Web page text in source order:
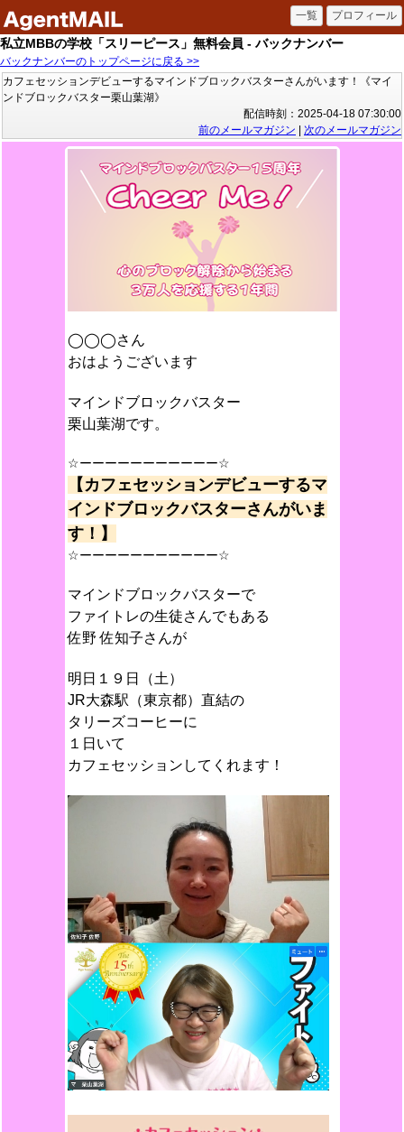
私立MBBの学校「スリーピース」無料会員 - バックナンバー
バックナンバーのトップページに戻る >>
カフェセッションデビューするマインドブロックバスターさんがいます！《マイ
ンドブロックバスター栗山葉湖》
配信時刻：2025-04-18 07:30:00
前のメールマガジン
次のメールマガジン
◯◯◯さん
おはようございます
マインドブロックバスター
栗山葉湖です。
☆ーーーーーーーーーーー☆
【カフェセッションデビューするマ
インドブロックバスターさんがいま
す！】
☆ーーーーーーーーーーー☆
マインドブロックバスターで
ファイトレの生徒さんでもある
佐野 佐知子さんが
明日１９日（土）
JR大森駅（東京都）直結の
タリーズコーヒーに
１日いて
カフェセッションしてくれます！